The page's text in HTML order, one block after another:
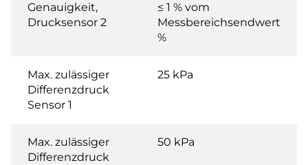
Genauigkeit,
Drucksensor 2
≤ 1 % vom
Messbereichsendwert
%
Max. zulässiger
Differenzdruck
Sensor 1
25 kPa
Max. zulässiger
Differenzdruck
50 kPa